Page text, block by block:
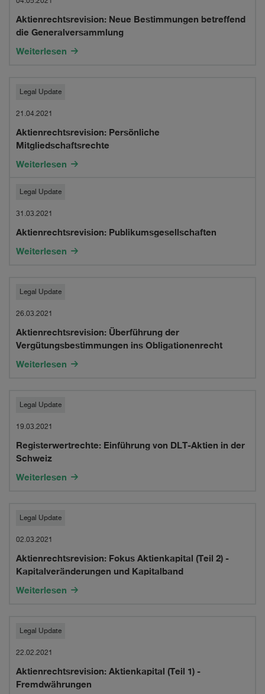
Bestimmungen
betreffend
Generalversammlung
Aktienrechtsrevision: Neue Bestimmungen betreffend
die Generalversammlung
Weiterlesen
Aktienrechtsrevision:
Persönliche
Mitgliedschaftsrechte
Legal Update
21.04.2021
Aktienrechtsrevision: Persönliche
Mitgliedschaftsrechte
Weiterlesen
Aktienrechtsrevision:
Publikumsgesellschaften
Legal Update
31.03.2021
Aktienrechtsrevision: Publikumsgesellschaften
Weiterlesen
Aktienrechtsrevision:
Überführung
der
Vergütungsbestimmungen
Obligationenrecht
Legal Update
26.03.2021
Aktienrechtsrevision: Überführung der
Vergütungsbestimmungen ins Obligationenrecht
Weiterlesen
Registerwertrechte:
Einführung
von
DLT-
in
der
Schweiz
Legal Update
19.03.2021
Registerwertrechte: Einführung von DLT-Aktien in der
Schweiz
Weiterlesen
Aktienrechtsrevision:
Fokus
Aktienkapital
(Teil
-
Kapitalveränderungen
und
Legal Update
02.03.2021
Aktienrechtsrevision: Fokus Aktienkapital (Teil 2) -
Kapitalveränderungen und Kapitalband
Weiterlesen
Aktienrechtsrevision:
Aktienkapital
(Teil
Legal Update
22.02.2021
Aktienrechtsrevision: Aktienkapital (Teil 1) -
Fremdwährungen